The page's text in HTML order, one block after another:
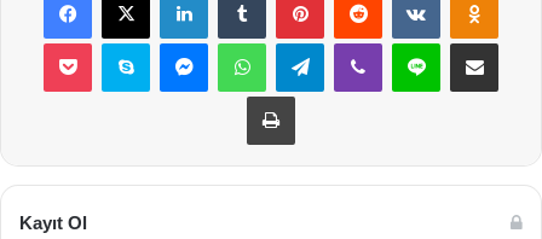
Pocket Skype MessengerWhatsAppTelegramViber Line E-Posta ile
Yazdır
Kayıt Ol